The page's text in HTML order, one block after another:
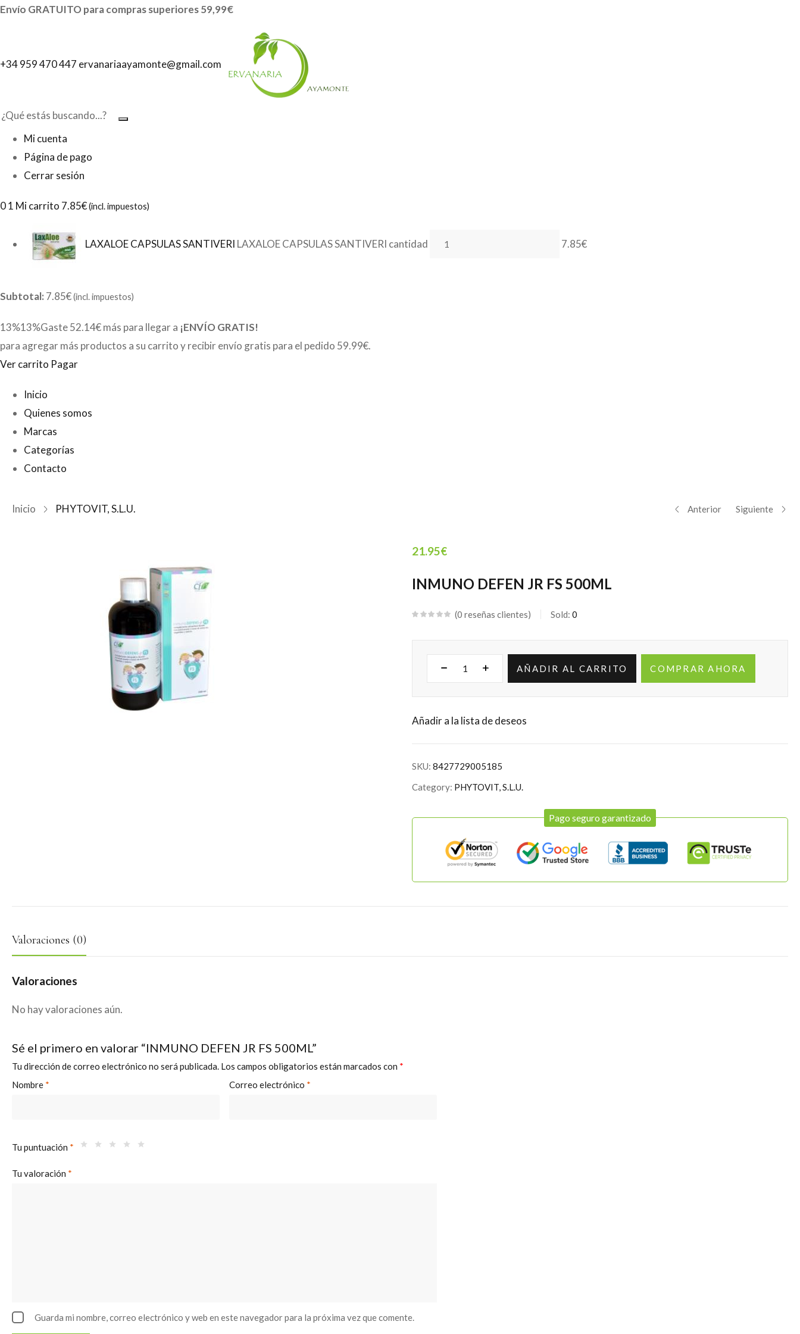
Envío GRATUITO para compras superiores 59,99€
+34 959 470 447 ervanariaayamonte@gmail.com
Mi cuenta
Página de pago
Cerrar sesión
01 Mi carrito 7.85€(incl. impuestos)
LAXALOE CAPSULAS SANTIVERI LAXALOE CAPSULAS SANTIVERI cantidad 7.85€
Subtotal: 7.85€(incl. impuestos)
13%13%Gaste52.14€más para llegar a ¡ENVÍO GRATIS!
para agregar más productos a su carrito y recibir envío gratis para el pedido 59.99€.
Ver carrito Pagar
Inicio
Quienes somos
Marcas
Categorías
Contacto
Inicio PHYTOVIT, S.L.U. Anterior Siguiente
21.95€
INMUNO DEFEN JR FS 500ML
0 reseñas clientes Sold: 0
AÑADIR AL CARRITO COMPRAR AHORA
Añadir a la lista de deseos
SKU: 8427729005185
Category: PHYTOVIT, S.L.U.
Pago seguro garantizado
Valoraciones (0)
Valoraciones
No hay valoraciones aún.
Sé el primero en valorar “INMUNO DEFEN JR FS 500ML”
Tu dirección de correo electrónico no será publicada. Los campos obligatorios están marcados con *
Nombre * Correo electrónico *
Tu puntuación *
Tu valoración *
Guarda mi nombre, correo electrónico y web en este navegador para la próxima vez que comente.